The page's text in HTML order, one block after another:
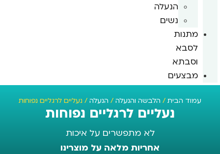
הנעלה
נשים
מתנות
לסבא
וסבתא
מבצעים
עמוד הבית / הלבשה והנעלה / הנעלה / נעליים לרגליים נפוחות
נעליים לרגליים נפוחות
לא מתפשרים על איכות
אחריות מלאה על מוצרינו